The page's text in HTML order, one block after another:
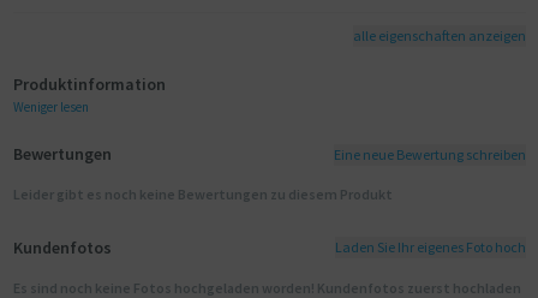
alle eigenschaften anzeigen
Produktinformation
Weniger lesen
Bewertungen Eine neue Bewertung schreiben
Leider gibt es noch keine Bewertungen zu diesem Produkt
Kundenfotos Laden Sie Ihr eigenes Foto hoch
Es sind noch keine Fotos hochgeladen worden! Kundenfotos zuerst hochladen